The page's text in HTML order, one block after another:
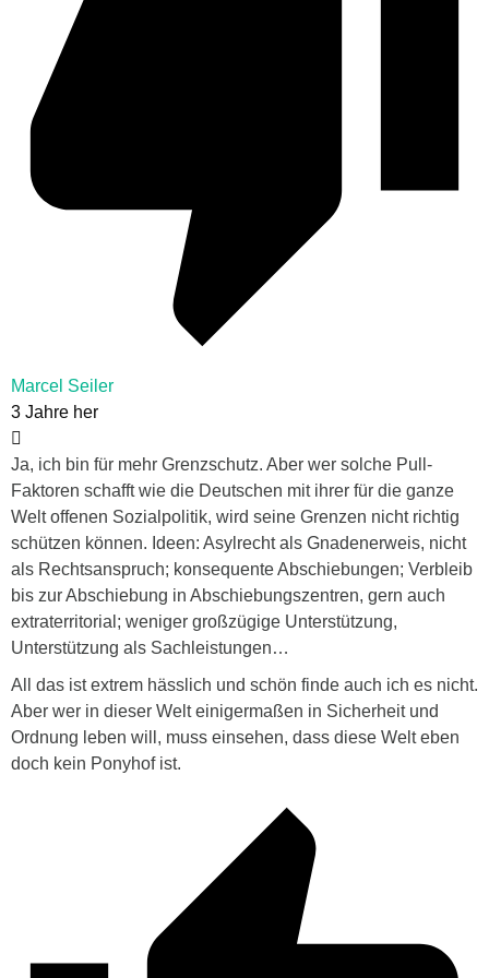
Marcel Seiler
3 Jahre her
Ja, ich bin für mehr Grenzschutz. Aber wer solche Pull-
Faktoren schafft wie die Deutschen mit ihrer für die ganze
Welt offenen Sozialpolitik, wird seine Grenzen nicht richtig
schützen können. Ideen: Asylrecht als Gnadenerweis, nicht
als Rechtsanspruch; konsequente Abschiebungen; Verbleib
bis zur Abschiebung in Abschiebungszentren, gern auch
extraterritorial; weniger großzügige Unterstützung,
Unterstützung als Sachleistungen…
All das ist extrem hässlich und schön finde auch ich es nicht.
Aber wer in dieser Welt einigermaßen in Sicherheit und
Ordnung leben will, muss einsehen, dass diese Welt eben
doch kein Ponyhof ist.